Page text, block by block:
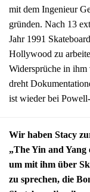
mit dem Ingenieur
gründen. Nach 13
Jahr 1991
Hollywood zu
Widersprüche in ihm
dreht
ist wieder bei
Wir haben Stacy
„The Yin and
um mit ihm über
zu sprechen, die